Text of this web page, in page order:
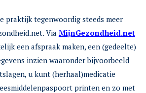
praktijk tegenwoordig steeds meer
Via MijnGezondheid.net
een afspraak maken, een (gedeelte)
inzien waaronder bijvoorbeeld
u kunt (herhaal)medicatie
printen en zo met